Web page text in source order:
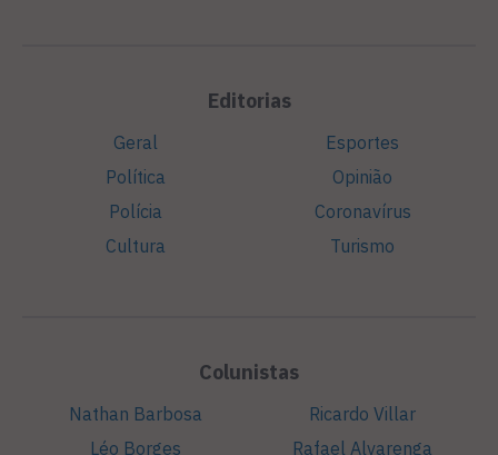
Editorias
Geral
Política
Polícia
Cultura
Esportes
Opinião
Coronavírus
Turismo
Colunistas
Nathan Barbosa
Léo Borges
Ricardo Villar
Rafael Alvarenga